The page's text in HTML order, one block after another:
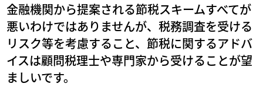
金融機関から提案される節税スキームすべてが
悪いわけではありませんが、税務調査を受ける
リスク等を考慮すること、節税に関するアドバ
イスは顧問税理士や専門家から受けることが望
ましいです。